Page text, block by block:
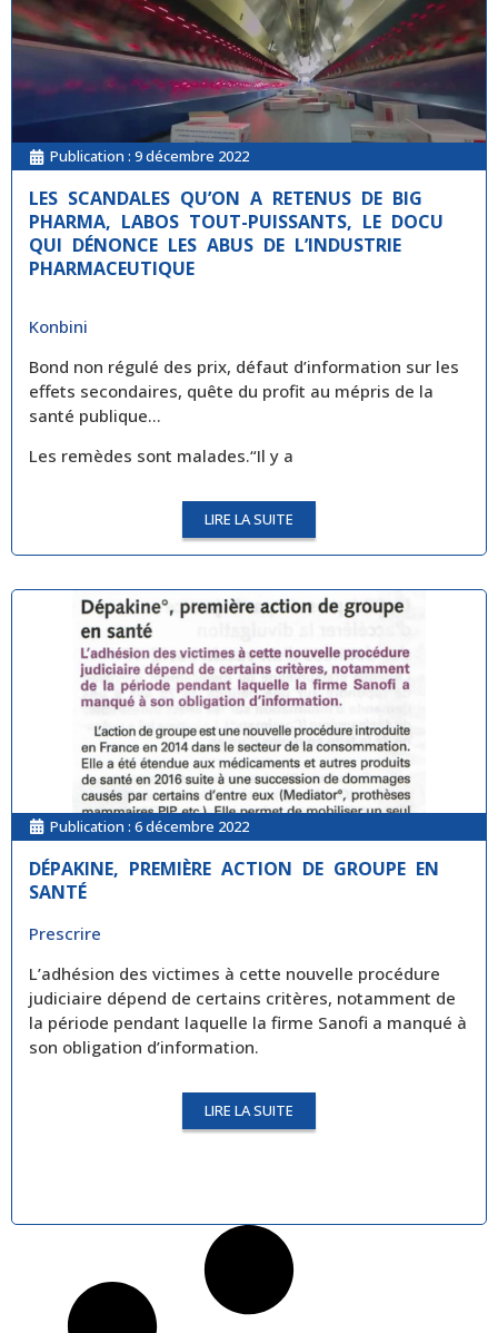
Publication : 9 décembre 2022
LES SCANDALES QU’ON A RETENUS DE BIG
PHARMA, LABOS TOUT-PUISSANTS, LE DOCU
QUI DÉNONCE LES ABUS DE L’INDUSTRIE
PHARMACEUTIQUE
Konbini
Bond non régulé des prix, défaut d’information sur les
effets secondaires, quête du profit au mépris de la
santé publique…
Les remèdes sont malades.“Il y a
LIRE LA SUITE
Publication : 6 décembre 2022
DÉPAKINE, PREMIÈRE ACTION DE GROUPE EN
SANTÉ
Prescrire
L’adhésion des victimes à cette nouvelle procédure
judiciaire dépend de certains critères, notamment de
la période pendant laquelle la firme Sanofi a manqué à
son obligation d’information.
LIRE LA SUITE